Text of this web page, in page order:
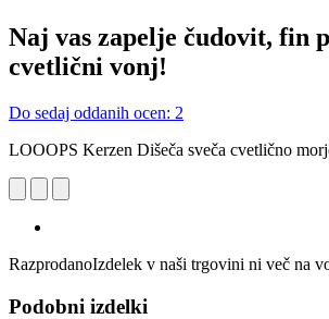
Naj vas zapelje čudovit, fin
cvetlični vonj!
Do sedaj oddanih ocen: 2
LOOOPS Kerzen Dišeča sveča cvetlično
RazprodanoIzdelek v naši trgovini ni več na
Podobni izdelki